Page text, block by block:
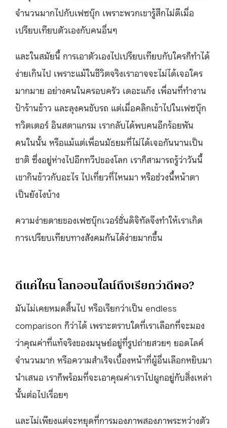
จำนวนมากไปกับเฟซบุ๊ก เพราะพวกเขารู้สึกไม่ดีเมื่อ
เปรียบเทียบตัวเองกับคนอื่นๆ
และในสมัยนี้ การเอาตัวเองไปเปรียบเทียบกับใครก็ทำได้
ง่ายเกินไป เพราะแม้ในชีวิตจริงเราอาจจะไม่ได้เจอใคร
มากมาย อย่างคนในครอบครัว เดอะแก๊ง เพื่อนที่ทำงาน
ป้าร้านข้าว และลุงคนขับรถ แต่เมื่อคลิกเข้าไปในเฟซบุ๊ก
ทวิตเตอร์ อินสตาแกรม เรากลับได้พบคนอีกร้อยพัน
คนในนั้น หรือแม้แต่เพื่อนมัธยมที่ไม่ได้เจอกันนานเป็น
ชาติ ซึ่งอยู่ห่างไปอีกทวีปของโลก เราก็สามารถรู้ว่าวันนี้
เขากินข้าวกับอะไร ไปเที่ยวที่ไหนมา หรือช่วงนี้หน้าตา
เป็นยังไงบ้าง
ความง่ายดายของเฟซบุ๊กเวอร์ชั่นดิจิทัลจึงทำให้เราเกิด
การเปรียบเทียบทางสังคมกันได้ง่ายมากขึ้น
ดีแค่ไหน โลกออนไลน์ถึงเรียกว่าดีพอ?
มันไม่เคยหมดสิ้นไป หรือเรียกว่าเป็น endless
comparison ก็ว่าได้ เพราะตราบใดที่เราเลือกที่จะมอง
ว่าคุณค่าที่แท้จริงของมนุษย์อยู่ที่รูปถ่ายสวยๆ ยอดไลค์
จำนวนมาก หรือความสำเร็จเบื้องหน้าที่ผู้อื่นเลือกหยิบมา
นำเสนอ เราก็พร้อมที่จะเอาคุณค่าเราไปผูกอยู่กับสิ่งเหล่า
นั้นต่อไปเรื่อยๆ
และไม่เพียงแต่จะหยุดที่การมองภาพสองภาพระหว่างตัว